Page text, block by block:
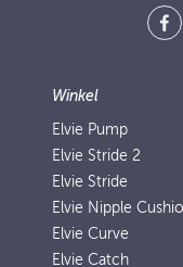
Winkel
Elvie Pump
Elvie Stride 2
Elvie Stride
Elvie Nipple
Elvie Curve
Elvie Catch